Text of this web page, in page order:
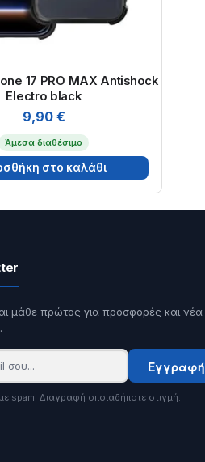
17 PRO MAX Antishock
Electro black
9,90 €
Άμεσα διαθέσιμο
στο καλάθι
μάθε πρώτος για προσφορές και νέα
Εγγραφή
spam. Διαγραφή οποιαδήποτε στιγμή.